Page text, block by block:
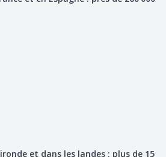
et dans les landes : plus de 15